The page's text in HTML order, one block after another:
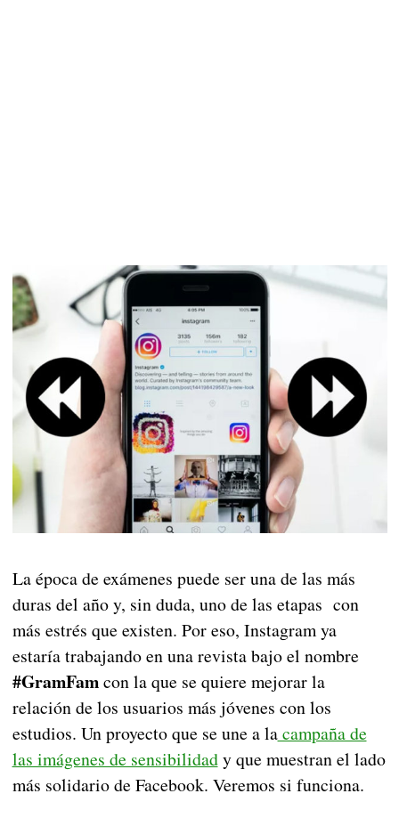
La época de exámenes puede ser una de las más
duras del año y, sin duda, uno de las etapas con
más estrés que existen. Por eso, Instagram ya
estaría trabajando en una revista bajo el nombre
#GramFamcon la que se quiere mejorar la
relación de los usuarios más jóvenes con los
estudios. Un proyecto que se une a lacampaña de
las imágenes de sensibilidady que muestran el lado
más solidario de Facebook. Veremos si funciona.